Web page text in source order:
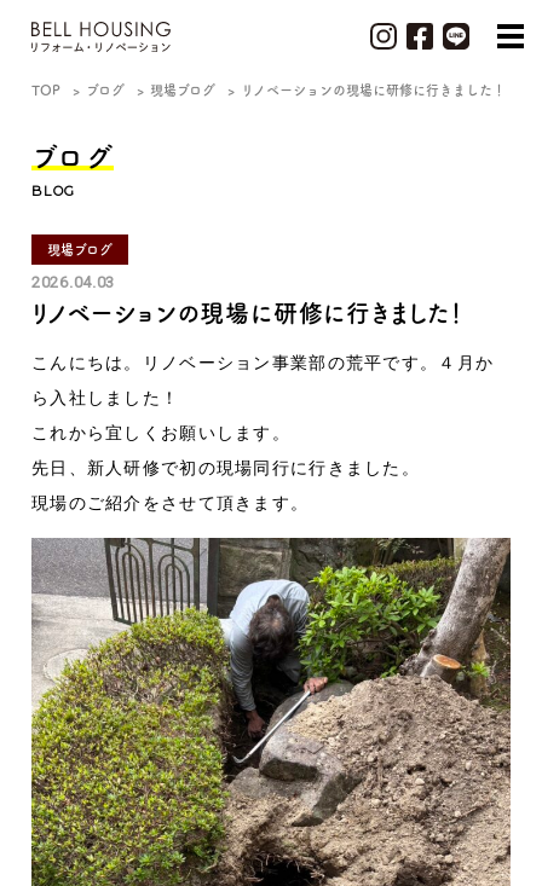
TOP ブログ 現場ブログ リノベーションの現場に研修に行きました！
ブログ
BLOG
現場ブログ
2026.04.03
リノベーションの現場に研修に行きました！
こんにちは。リノベーション事業部の荒平です。４月か
ら入社しました！
これから宜しくお願いします。
先日、新人研修で初の現場同行に行きました。
現場のご紹介をさせて頂きます。